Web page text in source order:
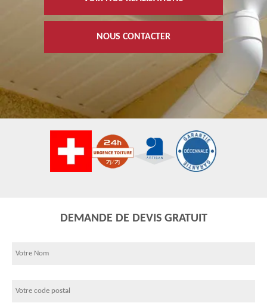
NOUS CONTACTER
DEMANDE DE DEVIS GRATUIT